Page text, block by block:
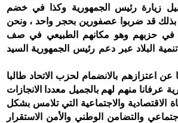
زيارة رئيس الجمهورية وكذا في خضم
بذلك قد ضربوا عصفورين بحجر واحد ، ونحن
في حزبهم وهو مكانهم الطبيعي في صف
البلاد عبر دعم رئيس الجمهورية السيد
اعتزازهم بالانضمام لحزب الاتحاد طالبا
عرفانا منهم لهم بالجميل معددا الانجازات
والاجتماعية التي تلامس بشكل
والتضامن الوطني والأمن الاستقرار